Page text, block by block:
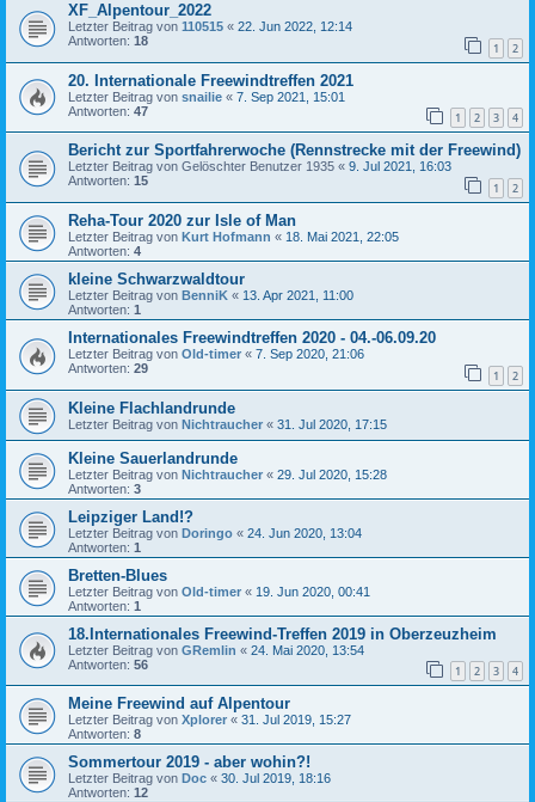
XF_Alpentour_2022
Letzter Beitrag von 110515 « 22. Jun 2022, 12:14
Antworten: 18 1 2
20. Internationale Freewindtreffen 2021
Letzter Beitrag von snailie « 7. Sep 2021, 15:01
Antworten: 47 1 2 3 4
Bericht zur Sportfahrerwoche (Rennstrecke mit der Freewind)
Letzter Beitrag von Gelöschter Benutzer 1935 « 9. Jul 2021, 16:03
Antworten: 15 1 2
Reha-Tour 2020 zur Isle of Man
Letzter Beitrag von Kurt Hofmann « 18. Mai 2021, 22:05
Antworten: 4
kleine Schwarzwaldtour
Letzter Beitrag von BenniK « 13. Apr 2021, 11:00
Antworten: 1
Internationales Freewindtreffen 2020 - 04.-06.09.20
Letzter Beitrag von Old-timer « 7. Sep 2020, 21:06
Antworten: 29 1 2
Kleine Flachlandrunde
Letzter Beitrag von Nichtraucher « 31. Jul 2020, 17:15
Kleine Sauerlandrunde
Letzter Beitrag von Nichtraucher « 29. Jul 2020, 15:28
Antworten: 3
Leipziger Land!?
Letzter Beitrag von Doringo « 24. Jun 2020, 13:04
Antworten: 1
Bretten-Blues
Letzter Beitrag von Old-timer « 19. Jun 2020, 00:41
Antworten: 1
18.Internationales Freewind-Treffen 2019 in Oberzeuzheim
Letzter Beitrag von GRemlin « 24. Mai 2020, 13:54
Antworten: 56 1 2 3 4
Meine Freewind auf Alpentour
Letzter Beitrag von Xplorer « 31. Jul 2019, 15:27
Antworten: 8
Sommertour 2019 - aber wohin?!
Letzter Beitrag von Doc « 30. Jul 2019, 18:16
Antworten: 12